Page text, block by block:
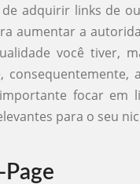
adquirir links de
aumentar a
você tiver,
consequentemente,
focar em
para o seu